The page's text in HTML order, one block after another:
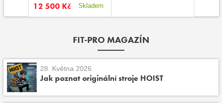
12 500 Kč Skladem
FIT-PRO MAGAZÍN
28. Května 2026
Jak poznat originální stroje HOIST